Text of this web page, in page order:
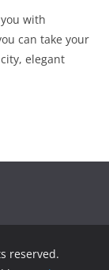
with
can take your
elegant
reserved.